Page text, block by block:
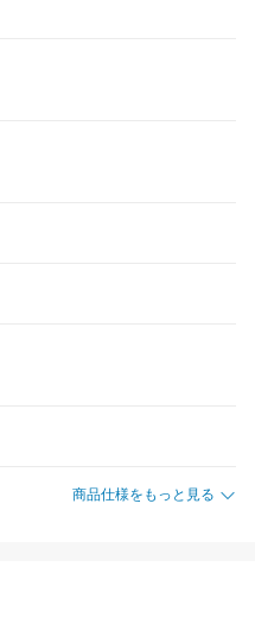
商品仕様をもっと見る